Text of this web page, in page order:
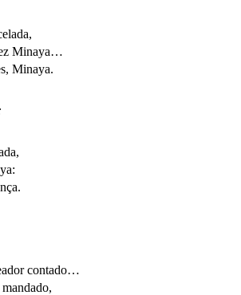
Minaya…
contado…